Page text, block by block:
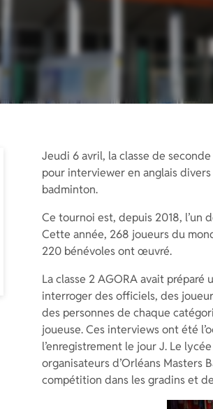
Jeudi 6 avril, la classe de
pour interviewer en anglais
badminton.
Ce tournoi est, depuis 2018, l’un
Cette année, 268 joueurs du
220 bénévoles ont œuvré.
La classe 2 AGORA avait
interroger des officiels, des
des personnes de chaque
joueuse. Ces interviews ont été
l’enregistrement le jour J. Le
organisateurs d’Orléans Masters
compétition dans les gradins et